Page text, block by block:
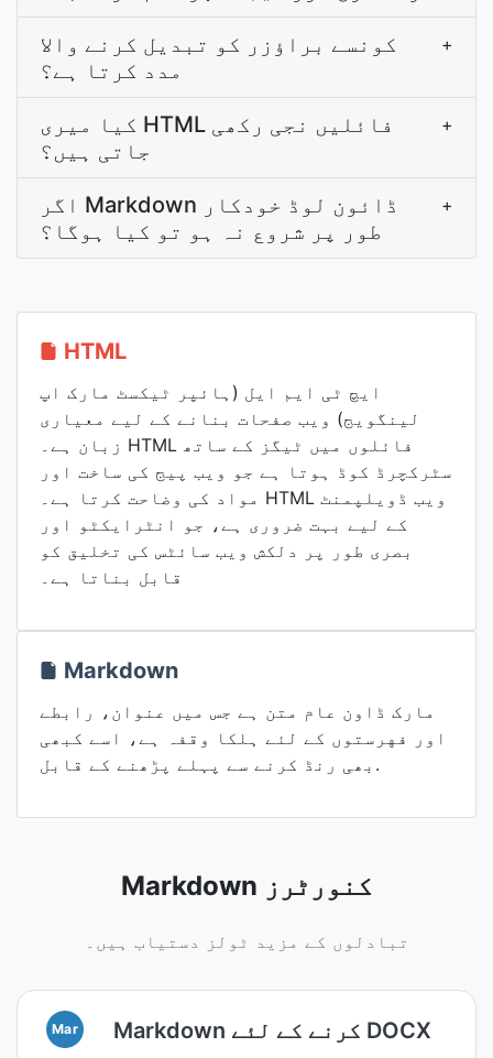
کونسے براؤزر کو تبدیل کرنے والا
مدد کرتا ہے؟
+
کیا میری HTML فائلیں نجی رکھی
جاتی ہیں؟
+
اگر Markdown ڈائون لوڈ خودکار
طور پر شروع نہ ہو تو کیا ہوگا؟
+
HTML
ایچ ٹی ایم ایل (ہائپر ٹیکسٹ مارک اپ
لینگویج) ویب صفحات بنانے کے لیے معیاری
زبان ہے۔ HTML فائلوں میں ٹیگز کے ساتھ
سٹرکچرڈ کوڈ ہوتا ہے جو ویب پیج کی ساخت اور
مواد کی وضاحت کرتا ہے۔ HTML ویب ڈویلپمنٹ
کے لیے بہت ضروری ہے، جو انٹرایکٹو اور
بصری طور پر دلکش ویب سائٹس کی تخلیق کو
قابل بناتا ہے۔
Markdown
مارک ڈاون عام متن ہے جس میں عنوان، رابطے
اور فهرستوں کے لئے ہلکا وقفہ ہے، اسے کبھی
بھی رنڈ کرنے سے پہلے پڑھنے کے قابل.
Markdown کنورٹرز
تبادلوں کے مزید ٹولز دستیاب ہیں۔
Mar Markdown کرنے کے لئے DOCX